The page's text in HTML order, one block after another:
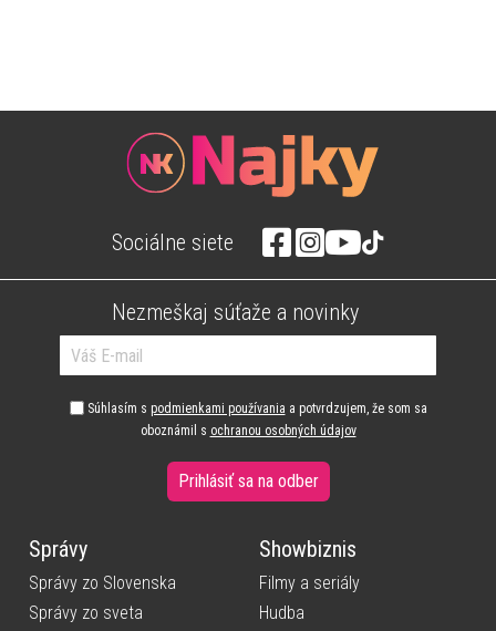
Sociálne siete
Nezmeškaj súťaže a novinky
Súhlasím s podmienkami používania a potvrdzujem, že som sa
oboznámil s ochranou osobných údajov
Prihlásiť sa na odber
Správy
Správy zo Slovenska
Správy zo sveta
Showbiznis
Filmy a seriály
Hudba